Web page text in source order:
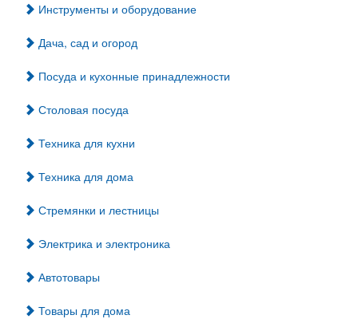
Инструменты и оборудование
Дача, сад и огород
Посуда и кухонные принадлежности
Столовая посуда
Техника для кухни
Техника для дома
Стремянки и лестницы
Электрика и электроника
Автотовары
Товары для дома